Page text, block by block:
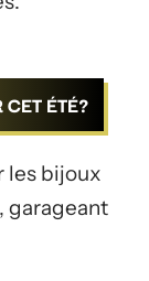
ÉTÉ?
les bijoux
garageant